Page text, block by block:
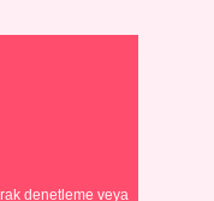
denetleme veya